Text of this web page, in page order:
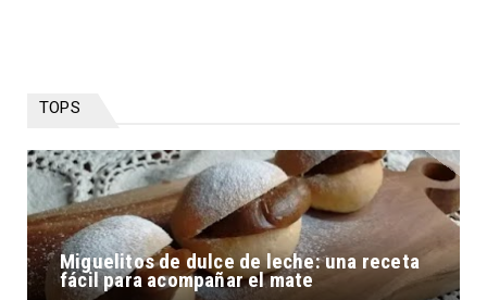
TOPS
Miguelitos de dulce de leche: una receta
fácil para acompañar el mate